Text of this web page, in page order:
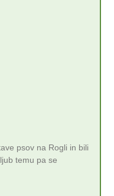
psov na Rogli in bili
temu pa se